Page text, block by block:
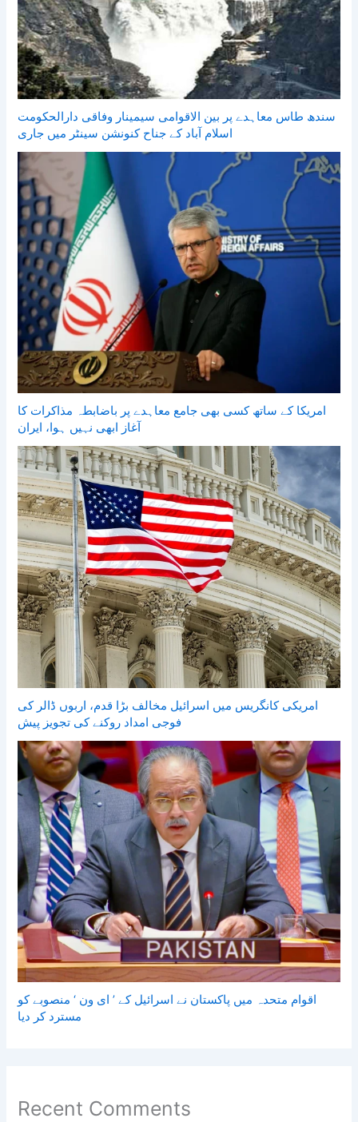
سندھ طاس معاہدے پر بین الاقوامی سیمینار وفاقی دارالحکومت
اسلام آباد کے جناح کنونشن سینٹر میں جاری
امریکا کے ساتھ کسی بھی جامع معاہدے پر باضابطہ مذاکرات کا
آغاز ابھی نہیں ہوا، ایران
امریکی کانگریس میں اسرائیل مخالف بڑا قدم، اربوں ڈالر کی
فوجی امداد روکنے کی تجویز پیش
اقوام متحدہ میں پاکستان نے اسرائیل کے ’ ای ون ‘ منصوبے کو
مسترد کر دیا
Recent Comments